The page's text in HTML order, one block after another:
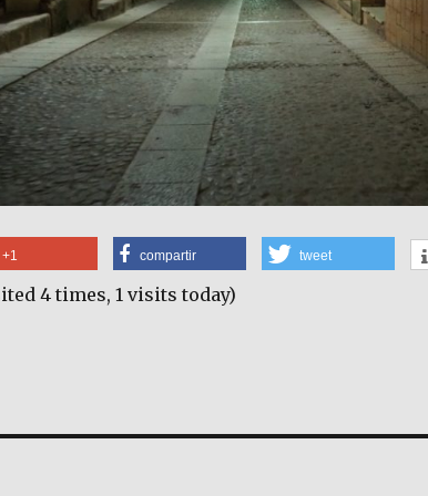
+1 compartir tweet
4 times, 1 visits today)